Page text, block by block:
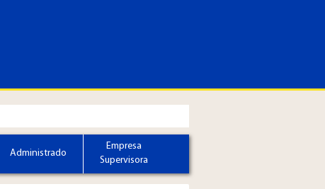
Administrado
Empresa
Supervisora